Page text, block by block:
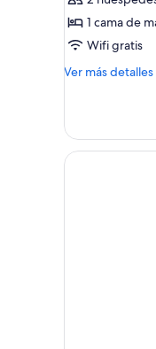
doble
1 cama de
Wifi gratis
Ver más detalles
Más
Deluxe
doble